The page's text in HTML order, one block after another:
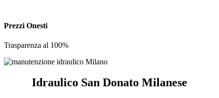
Prezzi Onesti
Trasparenza al 100%
Idraulico San Donato Milanese